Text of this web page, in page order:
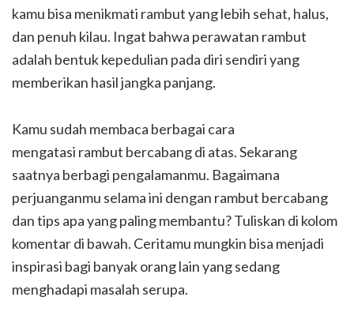
kamu bisa menikmati rambut yang lebih sehat, halus,
dan penuh kilau. Ingat bahwa perawatan rambut
adalah bentuk kepedulian pada diri sendiri yang
memberikan hasil jangka panjang.
Kamu sudah membaca berbagai cara
mengatasi rambut bercabang di atas. Sekarang
saatnya berbagi pengalamanmu. Bagaimana
perjuanganmu selama ini dengan rambut bercabang
dan tips apa yang paling membantu? Tuliskan di kolom
komentar di bawah. Ceritamu mungkin bisa menjadi
inspirasi bagi banyak orang lain yang sedang
menghadapi masalah serupa.